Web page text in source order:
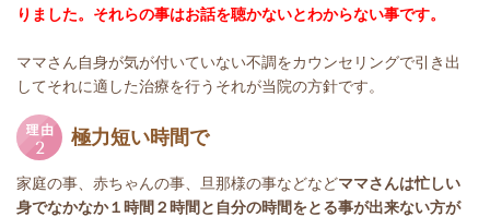
りました。それらの事はお話を聴かないとわからない事です。
ママさん自身が気が付いていない不調をカウンセリングで引き出
してそれに適した治療を行うそれが当院の方針です。
極力短い時間で
家庭の事、赤ちゃんの事、旦那様の事などなどママさんは忙しい
身でなかなか１時間２時間と自分の時間をとる事が出来ない方が